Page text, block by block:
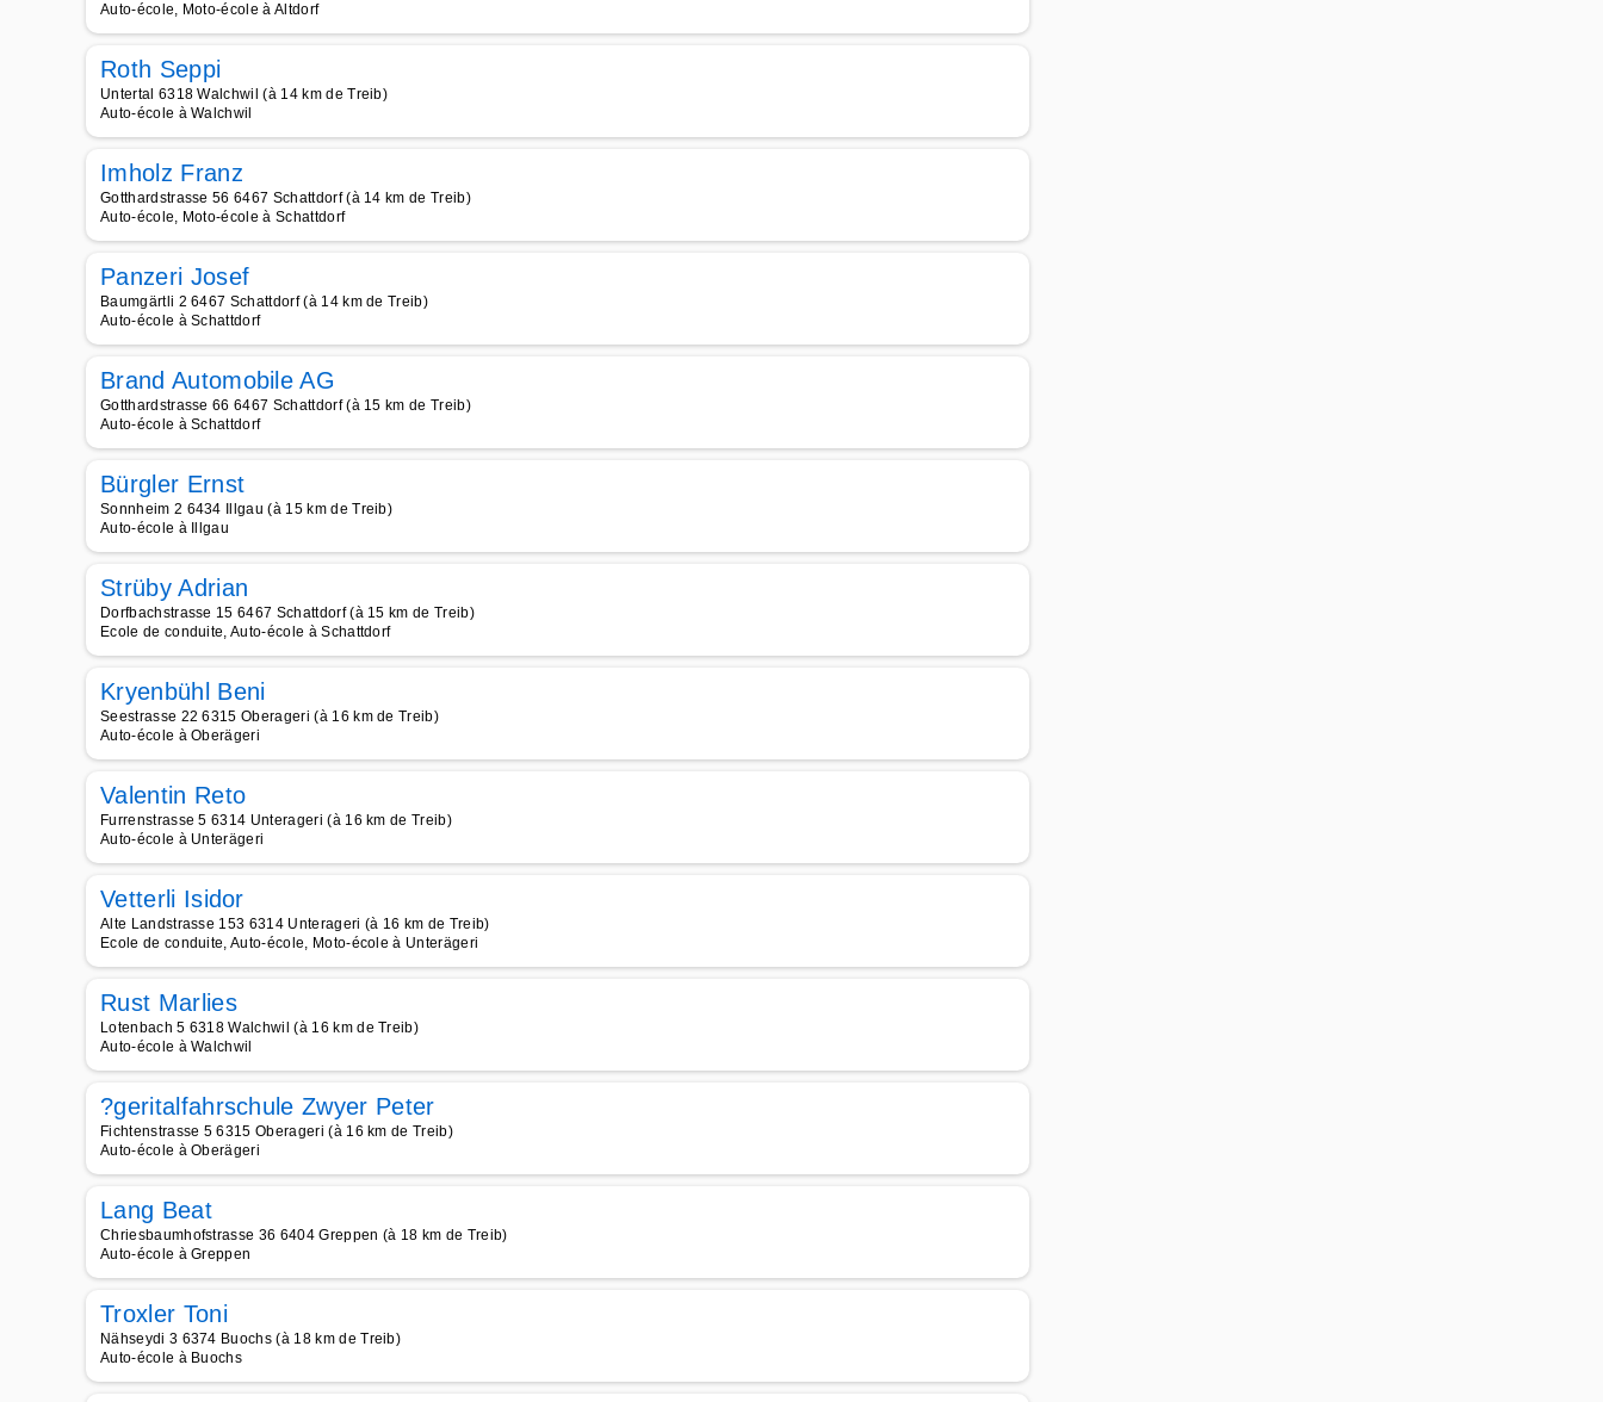
Auto-école, Moto-école à Altdorf
Roth Seppi
Untertal 6318 Walchwil (à 14 km de Treib)
Auto-école à Walchwil
Imholz Franz
Gotthardstrasse 56 6467 Schattdorf (à 14 km de Treib)
Auto-école, Moto-école à Schattdorf
Panzeri Josef
Baumgärtli 2 6467 Schattdorf (à 14 km de Treib)
Auto-école à Schattdorf
Brand Automobile AG
Gotthardstrasse 66 6467 Schattdorf (à 15 km de Treib)
Auto-école à Schattdorf
Bürgler Ernst
Sonnheim 2 6434 Illgau (à 15 km de Treib)
Auto-école à Illgau
Strüby Adrian
Dorfbachstrasse 15 6467 Schattdorf (à 15 km de Treib)
Ecole de conduite, Auto-école à Schattdorf
Kryenbühl Beni
Seestrasse 22 6315 Oberageri (à 16 km de Treib)
Auto-école à Oberägeri
Valentin Reto
Furrenstrasse 5 6314 Unterageri (à 16 km de Treib)
Auto-école à Unterägeri
Vetterli Isidor
Alte Landstrasse 153 6314 Unterageri (à 16 km de Treib)
Ecole de conduite, Auto-école, Moto-école à Unterägeri
Rust Marlies
Lotenbach 5 6318 Walchwil (à 16 km de Treib)
Auto-école à Walchwil
?geritalfahrschule Zwyer Peter
Fichtenstrasse 5 6315 Oberageri (à 16 km de Treib)
Auto-école à Oberägeri
Lang Beat
Chriesbaumhofstrasse 36 6404 Greppen (à 18 km de Treib)
Auto-école à Greppen
Troxler Toni
Nähseydi 3 6374 Buochs (à 18 km de Treib)
Auto-école à Buochs